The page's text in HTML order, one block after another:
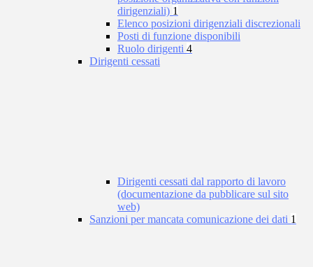
dirigenziali) 1
Elenco posizioni dirigenziali discrezionali
Posti di funzione disponibili
Ruolo dirigenti 4
Dirigenti cessati
Dirigenti cessati dal rapporto di lavoro
(documentazione da pubblicare sul sito
web)
Sanzioni per mancata comunicazione dei dati 1